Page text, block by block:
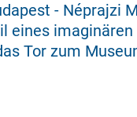
- Néprajzi
eines
Tor zum